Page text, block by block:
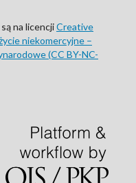
na licencjiCreative
niekomercyjne –
(CC BY-NC-